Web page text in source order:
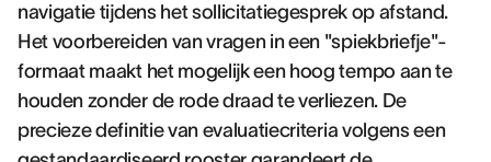
navigatie tijdens het sollicitatiegesprek op afstand.
Het voorbereiden van vragen in een "spiekbriefje"-
formaat maakt het mogelijk een hoog tempo aan te
houden zonder de rode draad te verliezen. De
precieze definitie van evaluatiecriteria volgens een